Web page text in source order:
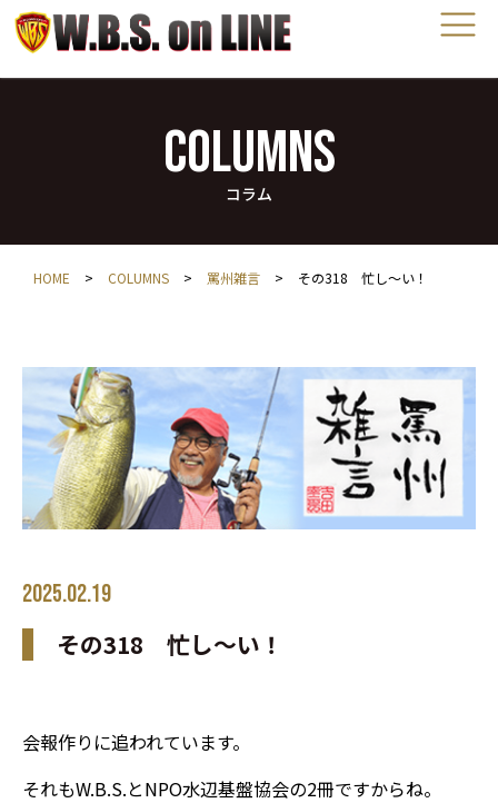
COLUMNS
コラム
HOME > COLUMNS > 罵州雑言 > その318 忙し～い！
2025.02.19
その318 忙し～い！
会報作りに追われています。
それもW.B.S.とNPO水辺基盤協会の2冊ですからね。